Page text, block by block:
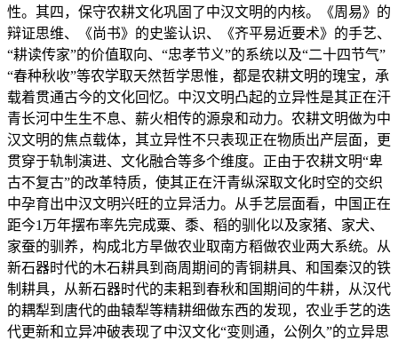
性。其四，保守农耕文化巩固了中汉文明的内核。《周易》的
辩证思维、《尚书》的史鉴认识、《齐平易近要术》的手艺、
“耕读传家”的价值取向、“忠孝节义”的系统以及“二十四节气”
“春种秋收”等农学取天然哲学思惟，都是农耕文明的瑰宝，承
载着贯通古今的文化回忆。中汉文明凸起的立异性是其正在汗
青长河中生生不息、薪火相传的源泉和动力。农耕文明做为中
汉文明的焦点载体，其立异性不只表现正在物质出产层面，更
贯穿于轨制演进、文化融合等多个维度。正由于农耕文明“卑
古不复古”的改革特质，使其正在汗青纵深取文化时空的交织
中孕育出中汉文明兴旺的立异活力。从手艺层面看，中国正在
距今1万年摆布率先完成粟、黍、稻的驯化以及家猪、家犬、
家蚕的驯养，构成北方旱做农业取南方稻做农业两大系统。从
新石器时代的木石耕具到商周期间的青铜耕具、和国秦汉的铁
制耕具，从新石器时代的耒耜到春秋和国期间的牛耕，从汉代
的耦犁到唐代的曲辕犁等精耕细做东西的发现，农业手艺的迭
代更新和立异冲破表现了中汉文化“变则通，公例久”的立异思